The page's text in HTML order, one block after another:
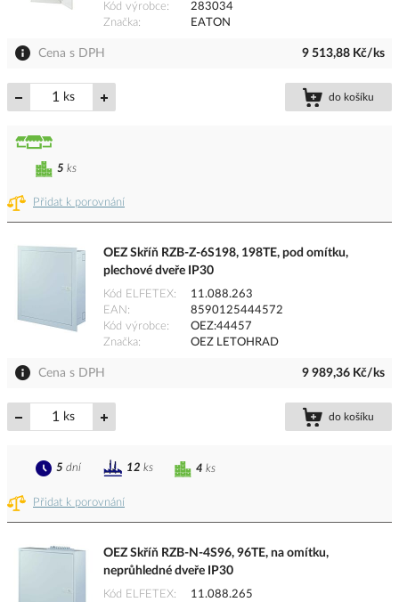
Kód výrobce
283034
Značka
EATON
Cena s DPH 9 513,88 Kč/ks
ks do košíku
Přidat k porovnání
5 ks
OEZ Skříň RZB-Z-6S198, 198TE, pod omítku,
plechové dveře IP30
Kód ELFETEX
11.088.263
EAN
8590125444572
Kód výrobce
OEZ:44457
Značka
OEZ LETOHRAD
Cena s DPH 9 989,36 Kč/ks
ks do košíku
Přidat k porovnání
4 ks
5 dní 12 ks
OEZ Skříň RZB-N-4S96, 96TE, na omítku,
neprůhledné dveře IP30
Kód ELFETEX
11.088.265